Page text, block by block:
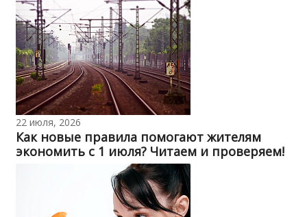
22 июля, 2026
Как новые правила помогают жителям
экономить с 1 июля? Читаем и проверяем!